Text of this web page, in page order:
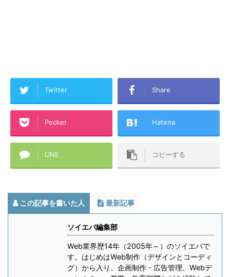
Twitter Share
Pocket Hatena
LINE コピーする
この記事を書いた人 最新記事
ソイエバ編集部
Web業界歴14年（2005年～）のソイエバで
す。はじめはWeb制作（デザインとコーディ
グ）から入り、企画制作・広告管理、Webデ